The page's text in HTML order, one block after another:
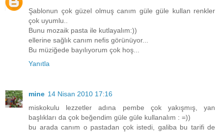
Şablonun çok güzel olmuş canım güle güle kullan renkler
çok uyumlu..
Bunu mozaik pasta ile kutlayalım:))
ellerine sağlık canım nefis görünüyor...
Bu müziğede bayılıyorum çok hoş...
Yanıtla
mine 14 Nisan 2010 17:16
miskokulu lezzetler adına pembe çok yakışmış, yan
başlıkları da çok beğendim güle güle kullanalım : =))
bu arada canım o pastadan çok istedi, galiba bu tarifi de